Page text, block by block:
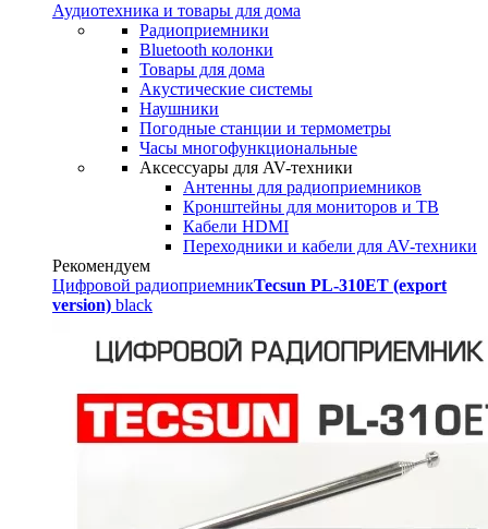
Аудиотехника и товары для дома
Радиоприемники
Bluetooth колонки
Товары для дома
Акустические системы
Наушники
Погодные станции и термометры
Часы многофункциональные
Аксессуары для AV-техники
Антенны для радиоприемников
Кронштейны для мониторов и ТВ
Кабели HDMI
Переходники и кабели для AV-техники
Рекомендуем
Цифровой радиоприемникTecsun PL-310ET (export
version) black